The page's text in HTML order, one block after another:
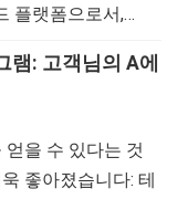
플랫폼으로서,…
램: 고객님의 A에
을 수 있다는 것
좋아졌습니다: 테